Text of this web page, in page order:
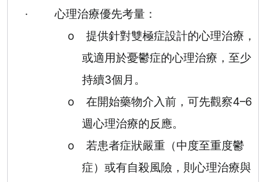
·
心理治療優先考量：
o
提供針對雙極症設計的心理治療，
或適用於憂鬱症的心理治療，至少
持續3個月。
o
在開始藥物介入前，可先觀察4–6
週心理治療的反應。
o
若患者症狀嚴重（中度至重度鬱
症）或有自殺風險，則心理治療與